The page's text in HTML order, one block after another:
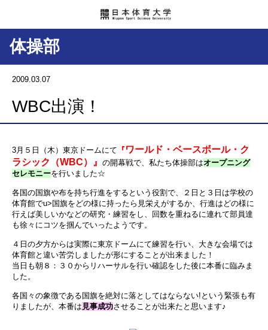
体操部
2009.03.07
WBC出演！
3月５日（木）東京ドームにて 『 ワールド・ベースボール・ク
ラシック（WBC）』 の開幕戦で、私たち体操部はオープニング
セレモニーを行いました☆
各国の国旗や布を持ち行進をするという役割で、２日と３日は学校の
体育館でu>国旗をどの様に持ったら見栄えがするか、行進はどの様に
行えば美しいかなどの研究・練習をし、回数を重ねるに連れて部員達
も徐々にコツを掴んでいったようです。
４日の夕方からは実際に東京ドームにて練習を行い、大きな会場では
体育館と違い苦労しましたが形にすることが出来ました！
当日も朝８：３０からリハーサルを行い確認をした後に本番に臨みま
した。
各国々の象徴である国旗を絶対に落としてはならない!という緊張も有
りましたが、本番は 見事成功させることが出来たと思います♪